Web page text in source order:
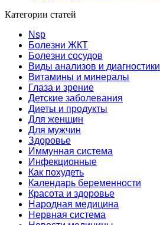
Категории статей
Nsp
Болезни ЖКТ
Болезни сосудов
Виды анализов и диагностики
Витамины и минералы
Глаза и зрение
Детские заболевания
Диеты и продукты
Для женщин
Для мужчин
Здоровье
Иммунная система
Инфекционные
Как похудеть
Календарь беременности
Красота и здоровье
Народная медицина
Нервная система